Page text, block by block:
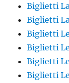
Biglietti
Biglietti
Biglietti
Biglietti
Biglietti
Biglietti